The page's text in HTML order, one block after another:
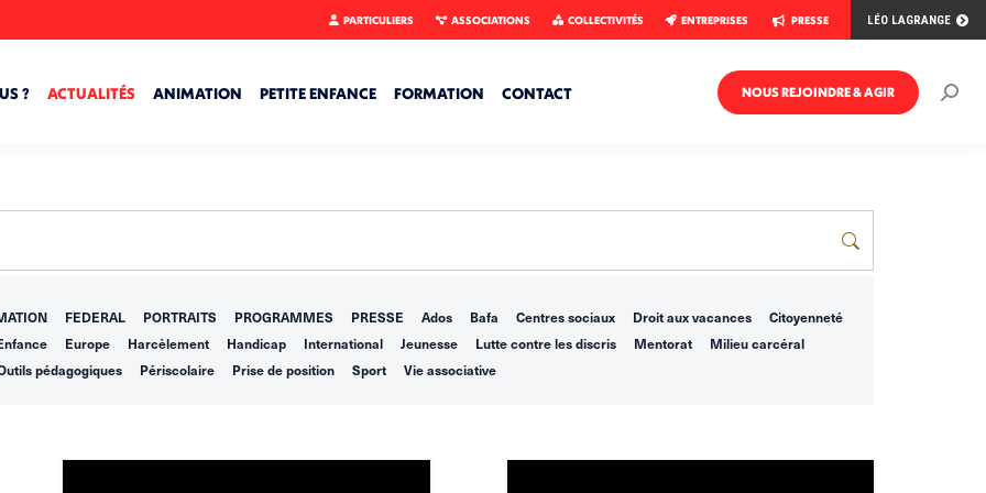
PARTICULIERS ASSOCIATIONS COLLECTIVITÉS ENTREPRISES PRESSE LÉO LAGRANGE
? ACTUALITÉS ANIMATION PETITE ENFANCE FORMATION CONTACT NOUS REJOINDRE & AGIR
FEDERAL PORTRAITS PROGRAMMES PRESSE Ados Bafa Centres sociaux Droit aux vacances
Citoyenneté
Europe Harcèlement Handicap International Jeunesse Lutte contre les discris Mentorat
Milieu carcéral
pédagogiques
Périscolaire Prise de position Sport Vie associative